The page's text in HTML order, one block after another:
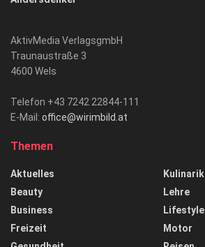
AktivMedia VerlagsgmbH
Traunaustraße 3
4600 Wels
Telefon +43 7242 22844-111
E-Mail: office@wirimbild.at
Themen
Aktuelles
Beauty
Business
Freizeit
Kulinarik
Lehre
Lifestyle
Motor